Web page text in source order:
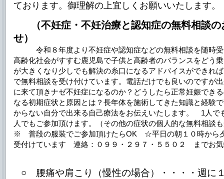
ております。御理解の上宜しくお願いいたします。
（不妊症・不妊治療と認知症の無料相談の
せ）
令和８年度より不妊症や認知症などの無料相談を随時受
高齢化社会がすすむ鹿児島で子供と高齢者のバランスをどう
が大きくなり少しでも解決の糸口になるアドバイスができれ
で無料相談を受け付けています。電話だけでも良いのですが
に来て頂きナゼ不妊症になるのか？どうしたら正常妊娠でき
なる初期症状と原因とは？長年体を施術してきた知識と経験
からない自分で出来る自己療法をお伝えいたします。 1人で
人でもご参加頂けます。（その他の症状の個人的な無料相談
※ 普段の服装でご参加頂けたらOK ☆平日の朝１０時から
受付けています 連絡：０９９・２９７・５５０２ までお気
○ 腰痛や肩こり（慢性の場合）・・・・週に